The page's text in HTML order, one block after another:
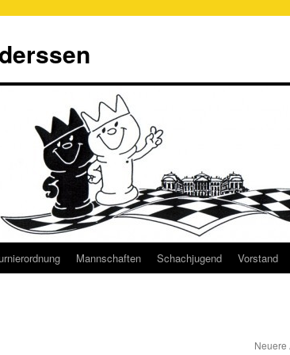
Mannschaften Schachjugend Vorstand
Neuere